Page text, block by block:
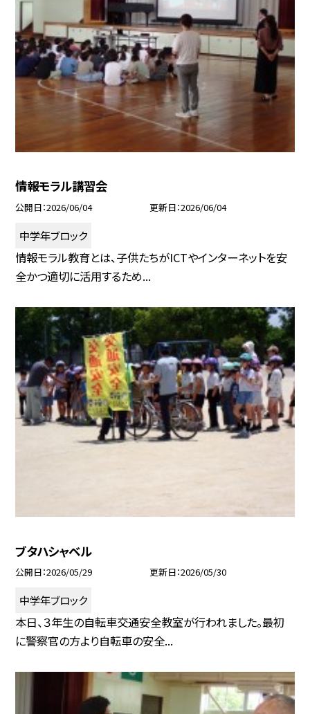
情報モラル講習会
公開日 2026/06/04 更新日 2026/06/04
中学年ブロック
情報モラル教育とは、子供たちがICTやインターネットを安
全かつ適切に活用するため...
ブタハシャベル
公開日 2026/05/29 更新日 2026/05/30
中学年ブロック
本日、３年生の自転車交通安全教室が行われました。最初
に警察官の方より自転車の安全...